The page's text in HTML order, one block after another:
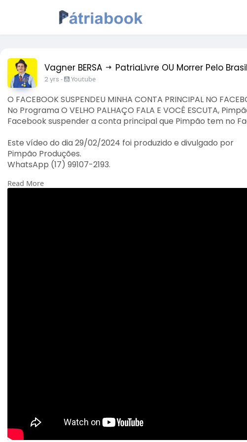
Vagner BERSA PatriaLivre OU Morrer Pelo Brasil
2 yrs - Youtube
O FACEBOOK SUSPENDEU MINHA CONTA PRINCIPAL NO
No Programa O VELHO PALHAÇO FALA E VOCÊ ESCUTA,
Facebook suspender a conta principal que Pimpão tem no
Este vídeo do dia 29/02/2024 foi produzido e divulgado por
Pimpão Produções.
WhatsApp (17) 99107-2193.
Minhas máximas considerações e homenagens.
Read More